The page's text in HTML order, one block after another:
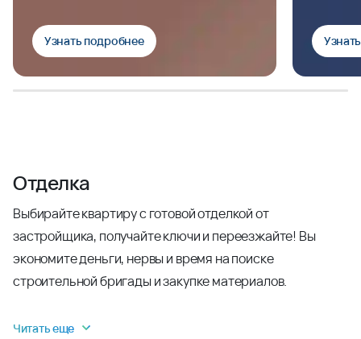
Узнать подробнее
Отделка
Выбирайте квартиру с готовой отделкой от
застройщика, получайте ключи и переезжайте! Вы
экономите деньги, нервы и время на поиске
строительной бригады и закупке материалов.
Читать еще